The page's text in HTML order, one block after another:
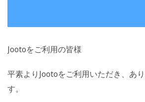
Jootoをご利用の皆様
平素よりJootoをご利用いただき、あ
す。